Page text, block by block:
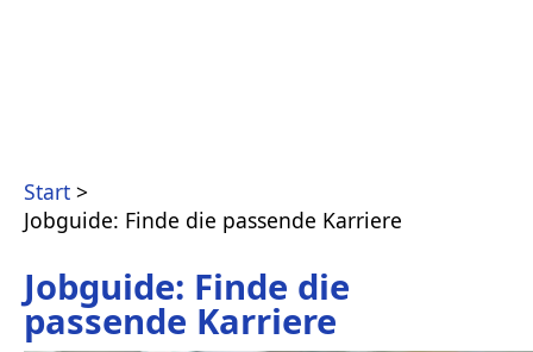
Start
Jobguide: Finde die passende Karriere
Jobguide: Finde die
passende Karriere